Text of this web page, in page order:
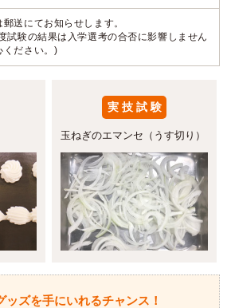
郵送にてお知らせします。
試験の結果は入学選考の合否に影響しません
ください。)
実 技 試 験
玉ねぎのエマンセ（うす切り）
ッズを手にいれるチャンス！